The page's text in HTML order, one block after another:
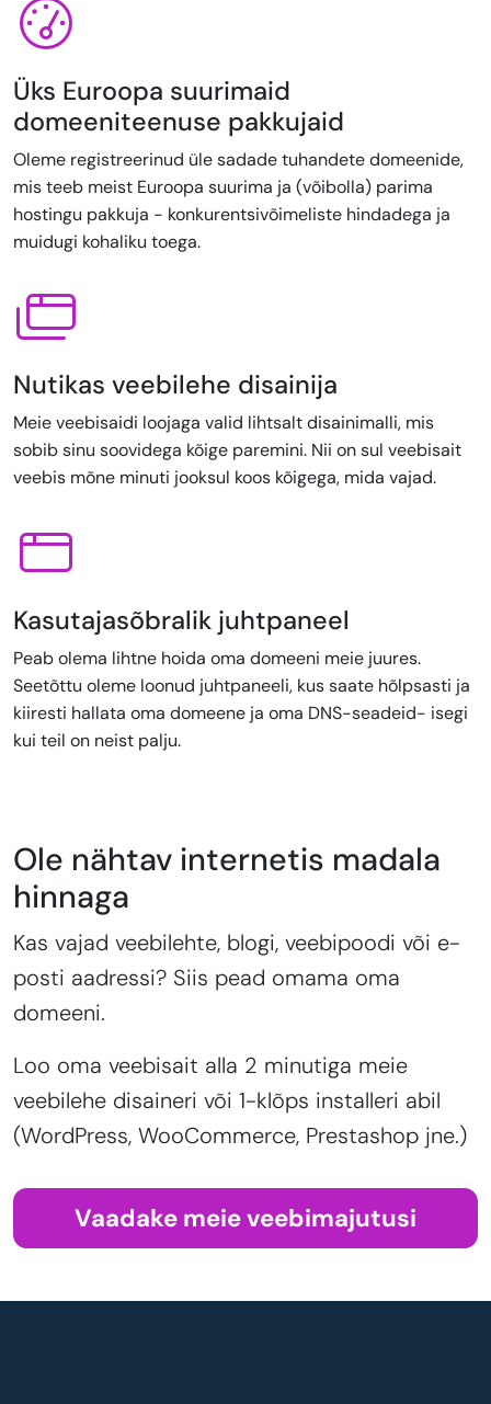
Üks Euroopa suurimaid
domeeniteenuse pakkujaid
Oleme registreerinud üle sadade tuhandete domeenide,
mis teeb meist Euroopa suurima ja (võibolla) parima
hostingu pakkuja - konkurentsivõimeliste hindadega ja
muidugi kohaliku toega.
Nutikas veebilehe disainija
Meie veebisaidi loojaga valid lihtsalt disainimalli, mis
sobib sinu soovidega kõige paremini. Nii on sul veebisait
veebis mõne minuti jooksul koos kõigega, mida vajad.
Kasutajasõbralik juhtpaneel
Peab olema lihtne hoida oma domeeni meie juures.
Seetõttu oleme loonud juhtpaneeli, kus saate hõlpsasti ja
kiiresti hallata oma domeene ja oma DNS-seadeid- isegi
kui teil on neist palju.
Ole nähtav internetis madala
hinnaga
Kas vajad veebilehte, blogi, veebipoodi või e-
posti aadressi? Siis pead omama oma
domeeni.
Loo oma veebisait alla 2 minutiga meie
veebilehe disaineri või 1-klõps installeri abil
(WordPress, WooCommerce, Prestashop jne.)
Vaadake meie veebimajutusi